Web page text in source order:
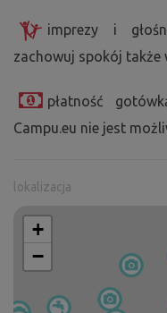
imprezy i
zachowuj spokój także
płatność
Campu.eu nie jest
lokalizacja
+
−